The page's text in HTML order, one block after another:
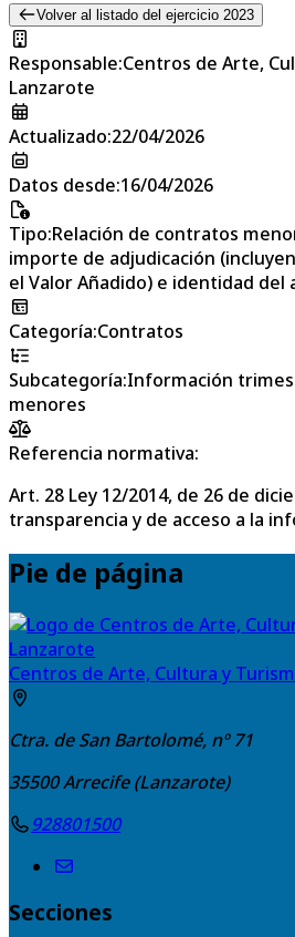
Volver al listado del ejercicio 2023
Responsable:Centros de Arte,
Lanzarote
Actualizado:22/04/2026
Datos desde:16/04/2026
Tipo:Relación de contratos
importe de adjudicación
el Valor Añadido) e identidad del
Categoría:Contratos
Subcategoría:Información
menores
Referencia normativa:
Art. 28 Ley 12/2014, de 26 de
transparencia y de acceso a la
Pie de página
Centros de Arte, Cultura y
Ctra. de San Bartolomé, nº 71
35500Arrecife (Lanzarote)
928801500
Secciones